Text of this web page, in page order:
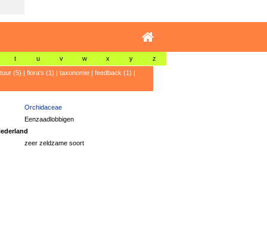
t u v w x y z
(5) | flora's (1) | taxonomie| feedback (1) |
Orchidaceae
Eenzaadlobbigen
zeer zeldzame soort